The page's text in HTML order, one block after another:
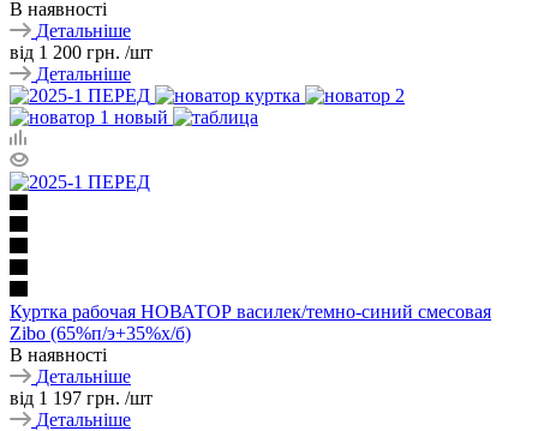
В наявності
Детальніше
від 1 200 грн. /шт
Детальніше
Куртка рабочая НОВАТОР василек/темно-синий смесовая
Zibo (65%п/э+35%х/б)
В наявності
Детальніше
від 1 197 грн. /шт
Детальніше